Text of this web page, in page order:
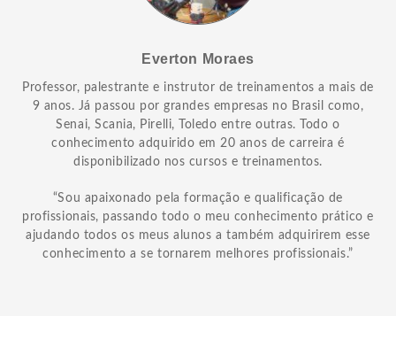
Everton Moraes
Professor, palestrante e instrutor de treinamentos a mais de
9 anos. Já passou por grandes empresas no Brasil como,
Senai, Scania, Pirelli, Toledo entre outras. Todo o
conhecimento adquirido em 20 anos de carreira é
disponibilizado nos cursos e treinamentos.
“Sou apaixonado pela formação e qualificação de
profissionais, passando todo o meu conhecimento prático e
ajudando todos os meus alunos a também adquirirem esse
conhecimento a se tornarem melhores profissionais.”